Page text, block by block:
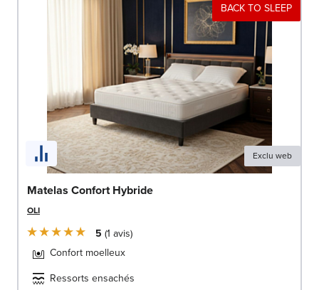
BACK TO SLEEP
Exclu web
Matelas Confort Hybride
OLI
5 1 avis
Confort moelleux
Ressorts ensachés